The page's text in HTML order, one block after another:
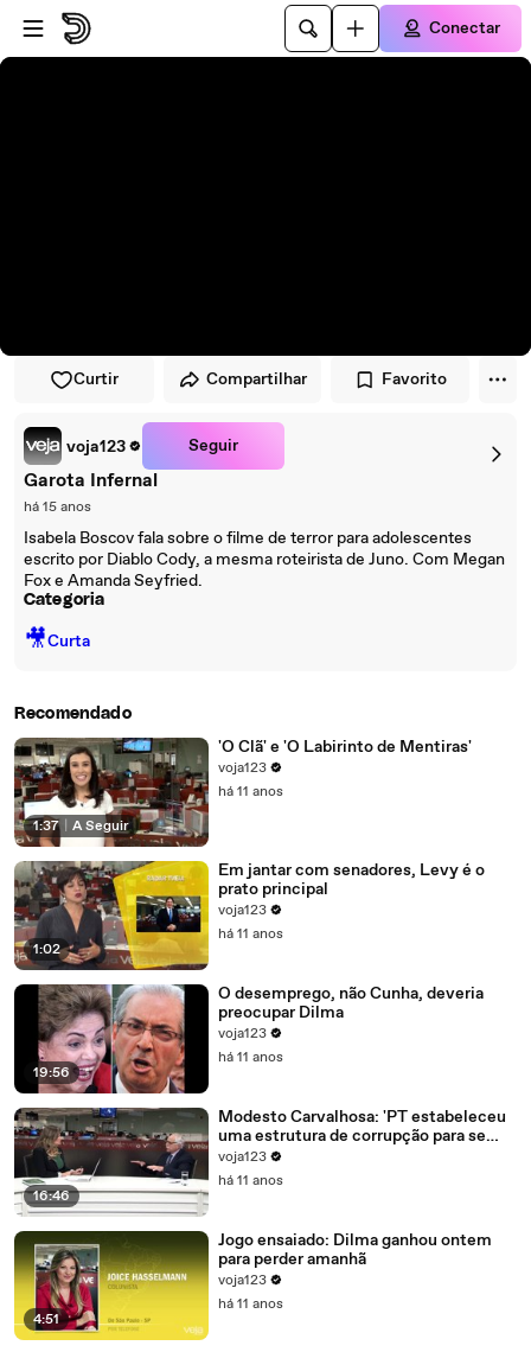
Pular para o player
Ir para o conteúdo principal
Conectar
Curtir Compartilhar Favorito
voja123 Seguir
Garota Infernal
há 15 anos
Isabela Boscov fala sobre o filme de terror para adolescentes
escrito por Diablo Cody, a mesma roteirista de Juno. Com Megan
Fox e Amanda Seyfried.
Categoria
🎥Curta
Recomendado
1:37 A Seguir
'O Clã' e 'O Labirinto de Mentiras'
voja123
há 11 anos
1:02
Em jantar com senadores, Levy é o
prato principal
voja123
há 11 anos
19:56
O desemprego, não Cunha, deveria
preocupar Dilma
voja123
há 11 anos
16:46
Modesto Carvalhosa: 'PT estabeleceu
uma estrutura de corrupção para se
manter no poder'
voja123
há 11 anos
4:51
Jogo ensaiado: Dilma ganhou ontem
para perder amanhã
voja123
há 11 anos